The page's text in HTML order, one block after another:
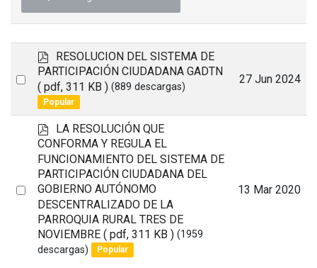
Select
item
p
d
f
RESOLUCION DEL SISTEMA DE
PARTICIPACIÓN CIUDADANA GADTN
( pdf, 311 KB ) (889 descargas)
Popular
27 Jun 2024
Select
p
d
f
LA RESOLUCIÓN QUE
CONFORMA Y REGULA EL
FUNCIONAMIENTO DEL SISTEMA DE
PARTICIPACIÓN CIUDADANA DEL
GOBIERNO AUTÓNOMO
DESCENTRALIZADO DE LA
PARROQUIA RURAL TRES DE
NOVIEMBRE ( pdf, 311 KB ) (1959
descargas)
Popular
13 Mar 2020